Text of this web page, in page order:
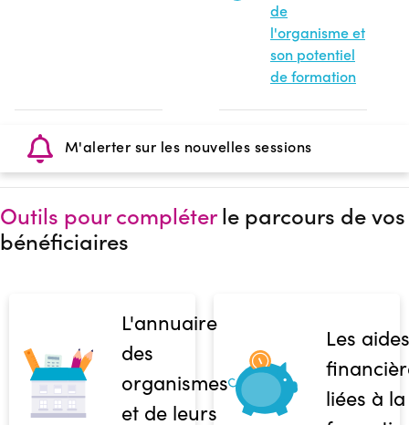
de
l'organisme et
son potentiel
de formation
M'alerter sur les nouvelles sessions
Outils pour compléterle parcours de vos
bénéficiaires
L'annuaire
des
organismes
et de leurs
Les aides
liées à la